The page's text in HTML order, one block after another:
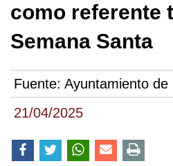
21/04/2025
como referente
Semana Santa
Fuente: Ayuntamiento de